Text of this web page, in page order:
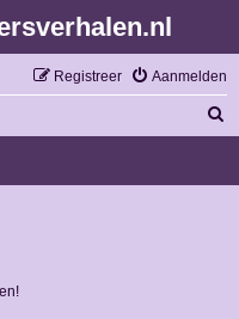
Aanmelden
Registreer